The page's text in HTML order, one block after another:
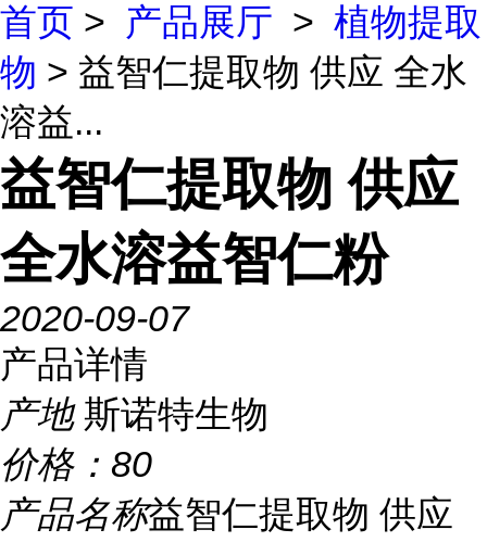
首页 > 产品展厅 > 植物提取
物 > 益智仁提取物 供应 全水
溶益...
益智仁提取物 供应
全水溶益智仁粉
2020-09-07
产品详情
产地 斯诺特生物
价格： 80
产品名称益智仁提取物 供应